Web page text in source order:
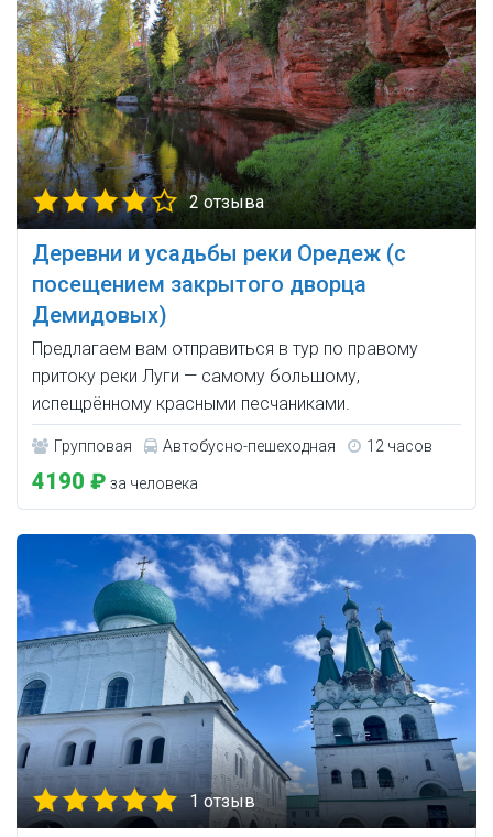
2 отзыва
Деревни и усадьбы реки Оредеж (с
посещением закрытого дворца
Демидовых)
Предлагаем вам отправиться в тур по правому
притоку реки Луги — самому большому,
испещрённому красными песчаниками.
Групповая Автобусно-пешеходная 12 часов
4190 ₽ за человека
1 отзыв